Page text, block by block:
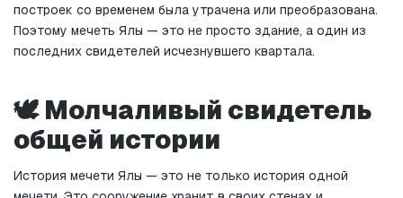
построек со временем была утрачена или преобразована.
Поэтому мечеть Ялы — это не просто здание, а один из
последних свидетелей исчезнувшего квартала.
🕊️ Молчаливый свидетель
общей истории
История мечети Ялы — это не только история одной